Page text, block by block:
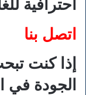
احترافية
اتصل بنا
إذا كنت
الجودة في